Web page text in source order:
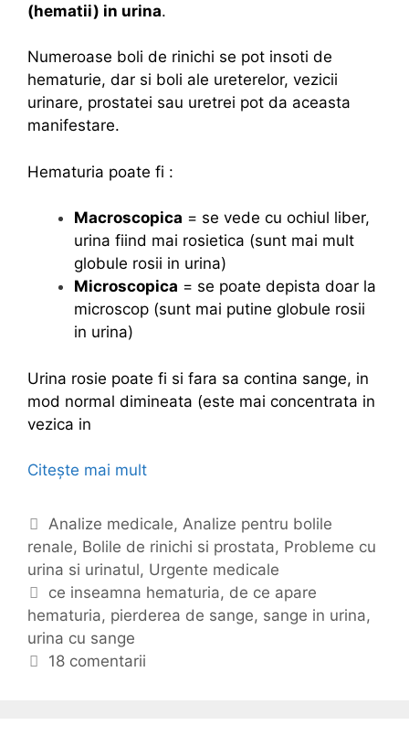
(hematii) in urina.
Numeroase boli de rinichi se pot insoti de
hematurie, dar si boli ale ureterelor, vezicii
urinare, prostatei sau uretrei pot da aceasta
manifestare.
Hematuria poate fi :
Macroscopica = se vede cu ochiul liber,
urina fiind mai rosietica (sunt mai mult
globule rosii in urina)
Microscopica = se poate depista doar la
microscop (sunt mai putine globule rosii
in urina)
Urina rosie poate fi si fara sa contina sange, in
mod normal dimineata (este mai concentrata in
vezica in
Citește mai mult
i
n
a
c
u
C
a
t
e
g
o
r
Analize medicale,Analize pentru bolile
renale, Bolile de rinichi si prostata, Probleme cu
urina si urinatul, Urgente medicale
E
t
i
c
ce inseamna hematuria, de ce apare
hematuria, pierderea de sange, sange in urina,
urina cu sange
18 comentarii